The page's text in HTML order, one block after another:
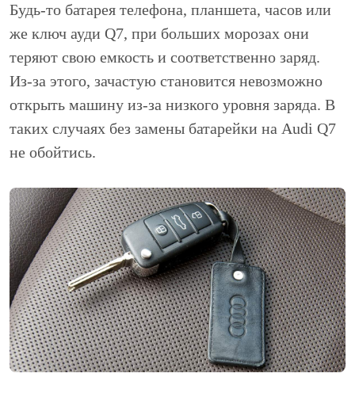
Будь-то батарея телефона, планшета, часов или
же ключ ауди Q7, при больших морозах они
теряют свою емкость и соответственно заряд.
Из-за этого, зачастую становится невозможно
открыть машину из-за низкого уровня заряда. В
таких случаях без замены батарейки на Audi Q7
не обойтись.